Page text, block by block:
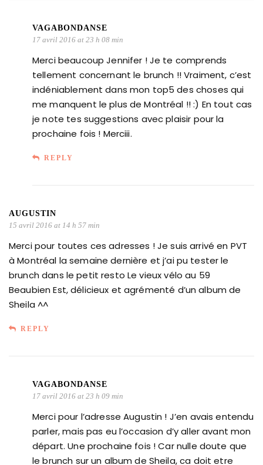
VAGABONDANSE
17 avril 2016 at 23 h 08 min
Merci beaucoup Jennifer ! Je te comprends
tellement concernant le brunch !! Vraiment, c’est
indéniablement dans mon top5 des choses qui
me manquent le plus de Montréal !! :) En tout cas
je note tes suggestions avec plaisir pour la
prochaine fois ! Merciii.
REPLY
AUGUSTIN
15 avril 2016 at 14 h 57 min
Merci pour toutes ces adresses ! Je suis arrivé en PVT
à Montréal la semaine dernière et j’ai pu tester le
brunch dans le petit resto Le vieux vélo au 59
Beaubien Est, délicieux et agrémenté d’un album de
Sheila ^^
REPLY
VAGABONDANSE
17 avril 2016 at 23 h 09 min
Merci pour l’adresse Augustin ! J’en avais entendu
parler, mais pas eu l’occasion d’y aller avant mon
départ. Une prochaine fois ! Car nulle doute que
le brunch sur un album de Sheila, ca doit etre